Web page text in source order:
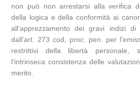
non può non arrestarsi alla verifica
della logica e della conformità ai
all’apprezzamento dei gravi indizi di
dall’art. 273 cod, proc. pen. per
restrittivi della libertà personale,
l’intrinseca consistenza delle
merito.